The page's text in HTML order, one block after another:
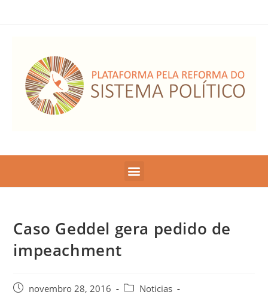
Caso Geddel gera pedido de
impeachment
novembro 28, 2016
Noticias